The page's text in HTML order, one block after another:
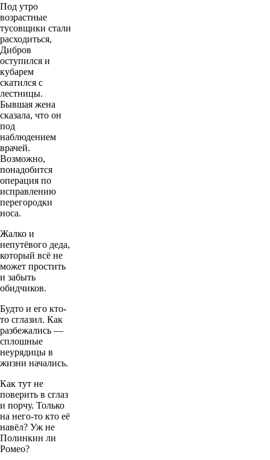
Под утро
возрастные
тусовщики стали
расходиться,
Дибров
оступился и
кубарем
скатился с
лестницы.
Бывшая жена
сказала, что он
под
наблюдением
врачей.
Возможно,
понадобится
операция по
исправлению
перегородки
носа.
Жалко и
непутёвого деда,
который всё не
может простить
и забыть
обидчиков.
Будто и его кто-
то сглазил. Как
разбежались —
сплошные
неурядицы в
жизни начались.
Как тут не
поверить в сглаз
и порчу. Только
на него-то кто её
навёл? Уж не
Полинкин ли
Ромео?